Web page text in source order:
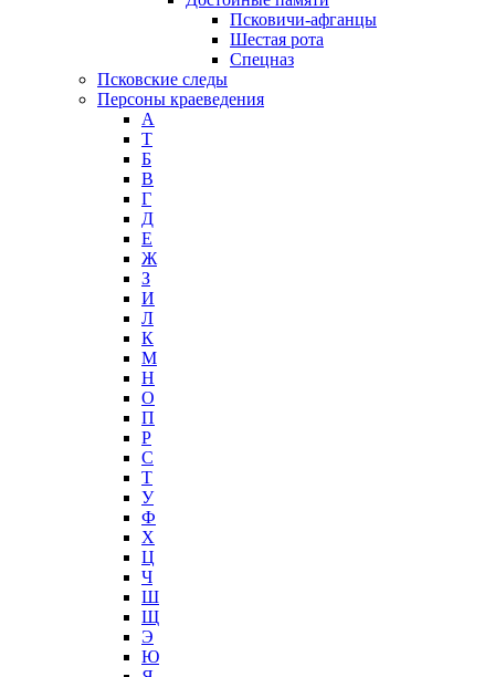
Псковичи-афганцы
Шестая рота
Спецназ
Псковские следы
Персоны краеведения
А
T
Б
В
Г
Д
Е
Ж
З
И
Л
К
М
Н
О
П
Р
С
Т
У
Ф
Х
Ц
Ч
Ш
Щ
Э
Ю